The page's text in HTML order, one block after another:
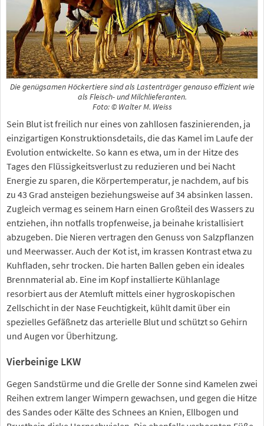
Die genügsamen Höckertiere sind als Lastenträger genauso effizient wie
als Fleisch- und Milchlieferanten.
Foto: © Walter M. Weiss
Sein Blut ist freilich nur eines von zahllosen faszinierenden, ja
einzigartigen Konstruktionsdetails, die das Kamel im Laufe der
Evolution entwickelte. So kann es etwa, um in der Hitze des
Tages den Flüssigkeitsverlust zu reduzieren und bei Nacht
Energie zu sparen, die Körpertemperatur, je nachdem, auf bis
zu 43 Grad ansteigen beziehungsweise auf 34 absinken lassen.
Zugleich vermag es seinem Harn einen Großteil des Wassers zu
entziehen, ihn notfalls tropfenweise, ja beinahe kristallisiert
abzugeben. Die Nieren vertragen den Genuss von Salzpflanzen
und Meerwasser. Auch der Kot ist, im krassen Kontrast etwa zu
Kuhfladen, sehr trocken. Die harten Ballen geben ein ideales
Brennmaterial ab. Eine im Kopf installierte Kühlanlage
resorbiert aus der Atemluft mittels einer hygroskopischen
Zellschicht in der Nase Feuchtigkeit, kühlt damit über ein
spezielles Gefäßnetz das arterielle Blut und schützt so Gehirn
und Augen vor Überhitzung.
Vierbeinige LKW
Gegen Sandstürme und die Grelle der Sonne sind Kamelen zwei
Reihen extrem langer Wimpern gewachsen, und gegen die Hitze
des Sandes oder Kälte des Schnees an Knien, Ellbogen und